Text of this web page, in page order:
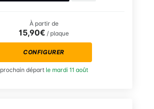
À partir de
15,90€ / plaque
CONFIGURER
prochain départ le mardi 11 août